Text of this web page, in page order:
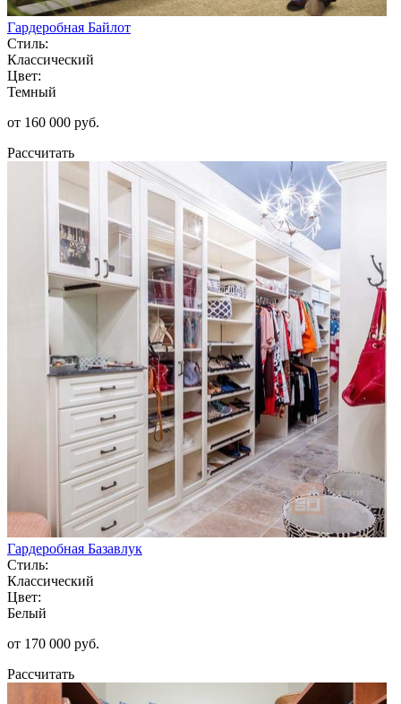
Гардеробная Байлот
Стиль:
Классический
Цвет:
Темный
от 160 000 руб.
Рассчитать
Гардеробная Базавлук
Стиль:
Классический
Цвет:
Белый
от 170 000 руб.
Рассчитать